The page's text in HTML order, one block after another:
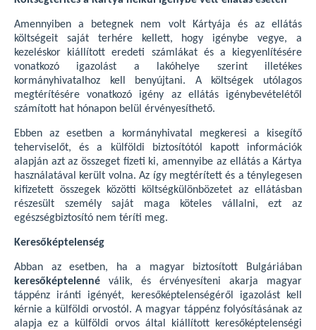
Amennyiben a betegnek nem volt Kártyája és az ellátás
költségeit saját terhére kellett, hogy igénybe vegye, a
kezeléskor kiállított eredeti számlákat és a kiegyenlítésére
vonatkozó igazolást a lakóhelye szerint illetékes
kormányhivatalhoz kell benyújtani. A költségek utólagos
megtérítésére vonatkozó igény az ellátás igénybevételétől
számított hat hónapon belül érvényesíthető.
Ebben az esetben a kormányhivatal megkeresi a kisegítő
teherviselőt, és a külföldi biztosítótól kapott információk
alapján azt az összeget fizeti ki, amennyibe az ellátás a Kártya
használatával került volna. Az így megtérített és a ténylegesen
kifizetett összegek közötti költségkülönbözetet az ellátásban
részesült személy saját maga köteles vállalni, ezt az
egészségbiztosító nem téríti meg.
Keresőképtelenség
Abban az esetben, ha a magyar biztosított Bulgáriában
keresőképtelenné válik, és érvényesíteni akarja magyar
táppénz iránti igényét, keresőképtelenségéről igazolást kell
kérnie a külföldi orvostól. A magyar táppénz folyósításának az
alapja ez a külföldi orvos által kiállított keresőképtelenségi